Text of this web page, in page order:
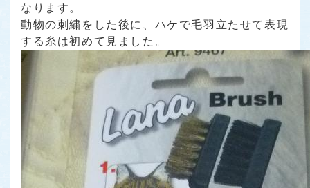
なります。
動物の刺繍をした後に、ハケで毛羽立たせて表現
する糸は初めて見ました。